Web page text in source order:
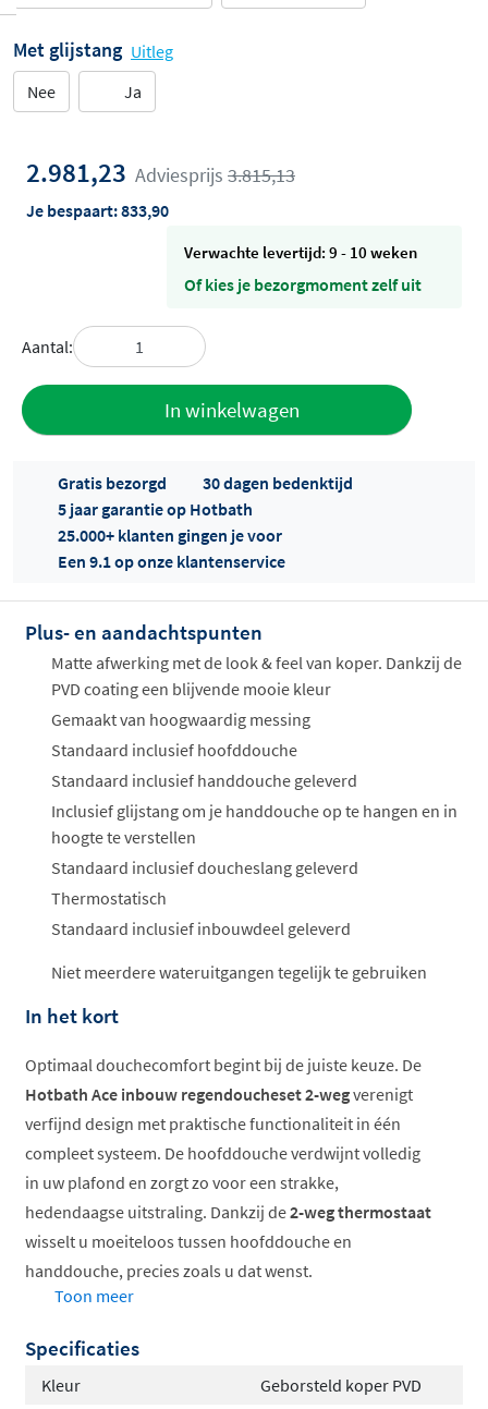
Met glijstang Uitleg
Nee
Ja
2.981,23 Adviesprijs 3.815,13
Je bespaart:833,90
Verwachte levertijd: 9 - 10 weken
Of kies je bezorgmoment zelf uit
Aantal:
In winkelwagen
Offertes
ophalen...
Gratis bezorgd
30 dagen bedenktijd
5 jaar garantie op Hotbath
25.000+ klanten gingen je voor
Een 9.1 op onze klantenservice
Plus- en aandachtspunten
Matte afwerking met de look & feel van koper. Dankzij de
PVD coating een blijvende mooie kleur
Gemaakt van hoogwaardig messing
Standaard inclusief hoofddouche
Standaard inclusief handdouche geleverd
Inclusief glijstang om je handdouche op te hangen en in
hoogte te verstellen
Standaard inclusief doucheslang geleverd
Thermostatisch
Standaard inclusief inbouwdeel geleverd
Niet meerdere wateruitgangen tegelijk te gebruiken
In het kort
Optimaal douchecomfort begint bij de juiste keuze. De
Hotbath Ace inbouw regendoucheset 2-wegverenigt
verfijnd design met praktische functionaliteit in één
compleet systeem. De hoofddouche verdwijnt volledig
in uw plafond en zorgt zo voor een strakke,
hedendaagse uitstraling. Dankzij de2-weg thermostaat
wisselt u moeiteloos tussen hoofddouche en
handdouche, precies zoals u dat wenst.
Drie types hoofddouches voor elk douchecomfort
Toon meer
Specificaties
Kleur
Geborsteld koper PVD